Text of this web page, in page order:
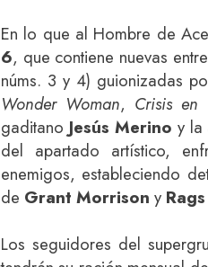
En lo que al Hombre de
6, que contiene nuevas
núms. 3 y 4) guionizadas
Wonder Woman, Crisis en
gaditano Jesús Merino y la
del apartado artístico,
enemigos, estableciendo
de Grant Morrison y
Los seguidores del